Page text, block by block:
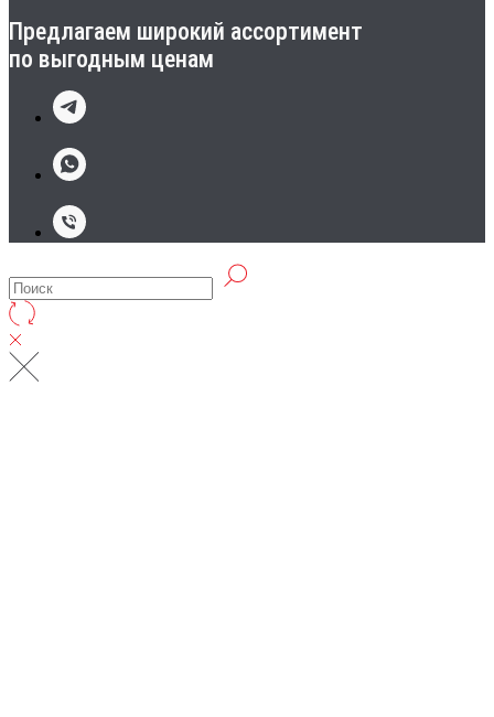
Предлагаем широкий ассортимент
по выгодным ценам